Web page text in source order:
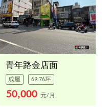
青年路金店面
成屋 69.76坪
50,000 元/月